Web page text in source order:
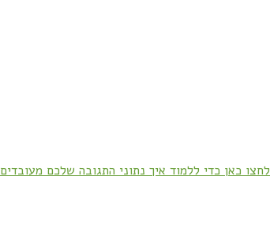
לחצו כאן כדי ללמוד איך נתוני התגובה שלכם מעובדים